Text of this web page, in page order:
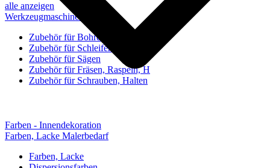
alle anzeigen
Werkzeugmaschinen-Zubehör
Zubehör für Bohren, Bohrhilfen
Zubehör für Schleifen, Poliere
Zubehör für Sägen
Zubehör für Fräsen, Raspeln, H
Zubehör für Schrauben, Halten
Farben - Innendekoration
Farben, Lacke Malerbedarf
Farben, Lacke